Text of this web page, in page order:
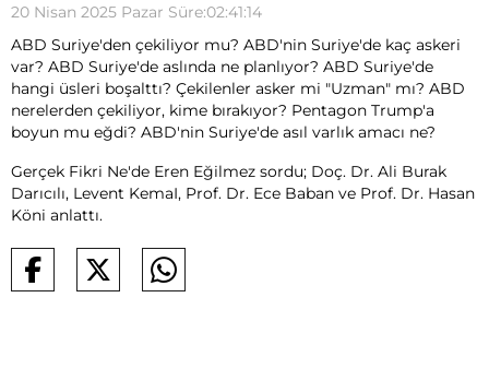
20 Nisan 2025 Pazar Süre:02:41:14
ABD Suriye'den çekiliyor mu? ABD'nin Suriye'de kaç askeri
var? ABD Suriye'de aslında ne planlıyor? ABD Suriye'de
hangi üsleri boşalttı? Çekilenler asker mi "Uzman" mı? ABD
nerelerden çekiliyor, kime bırakıyor? Pentagon Trump'a
boyun mu eğdi? ABD'nin Suriye'de asıl varlık amacı ne?
Gerçek Fikri Ne'de Eren Eğilmez sordu; Doç. Dr. Ali Burak
Darıcılı, Levent KemaI, Prof. Dr. Ece Baban ve Prof. Dr. Hasan
Köni anlattı.